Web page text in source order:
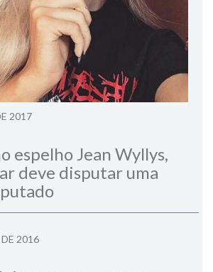
2017
espelho Jean Wyllys,
deve disputar uma
2016